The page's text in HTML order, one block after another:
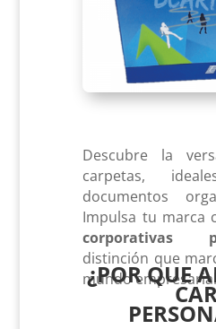
Descubre la
carpetas,
documentos
Impulsa tu marca
corporativas
distinción que
mundo
¿POR QUE